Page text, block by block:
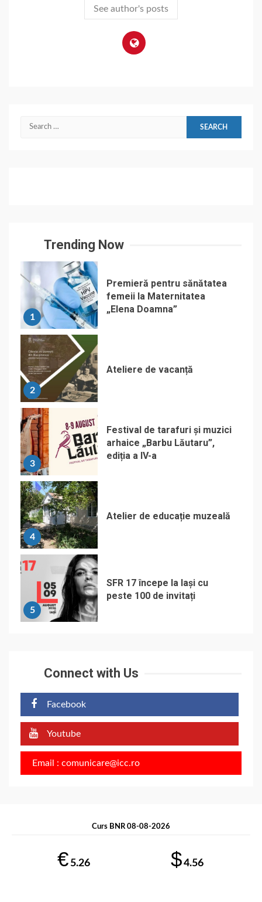
See author's posts
Search
Trending Now
1
Premieră pentru sănătatea
femeii la Maternitatea
„Elena Doamna”
2
Ateliere de vacanță
3
Festival de tarafuri și muzici
arhaice „Barbu Lăutaru”,
ediția a IV-a
4
Atelier de educație muzeală
5
SFR 17 începe la Iași cu
peste 100 de invitați
Connect with Us
Facebook
Youtube
Email : comunicare@icc.ro
Curs BNR 08-08-2026
€ 5.26 $4.56